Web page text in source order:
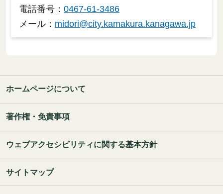
電話番号： 0467-61-3486
メール： midori@city.kamakura.kanagawa.jp
ホームページについて
著作権・免責事項
ウェブアクセシビリティに関する基本方針
サイトマップ